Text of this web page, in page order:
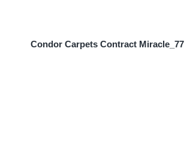
Condor Carpets Contract Miracle_77